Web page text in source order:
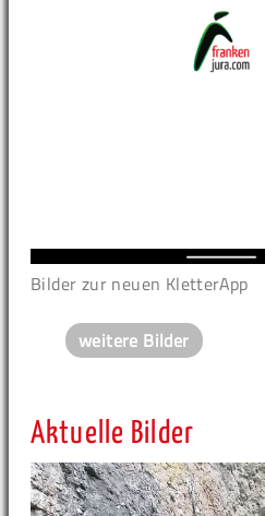
Bilder zur neuen KletterApp
weitere Bilder
Aktuelle Bilder